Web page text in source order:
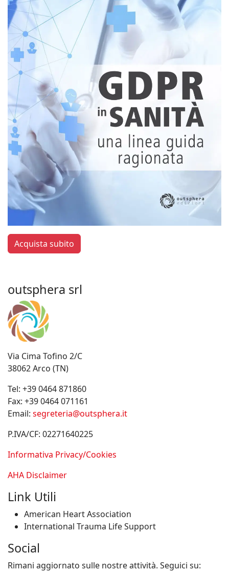
Acquista subito
outsphera srl
Via Cima Tofino 2/C
38062 Arco (TN)
Tel: +39 0464 871860
Fax: +39 0464 071161
Email: segreteria@outsphera.it
P.IVA/CF: 02271640225
Informativa Privacy/Cookies
AHA Disclaimer
Link Utili
American Heart Association
International Trauma Life Support
Social
Rimani aggiornato sulle nostre attività. Seguici su: